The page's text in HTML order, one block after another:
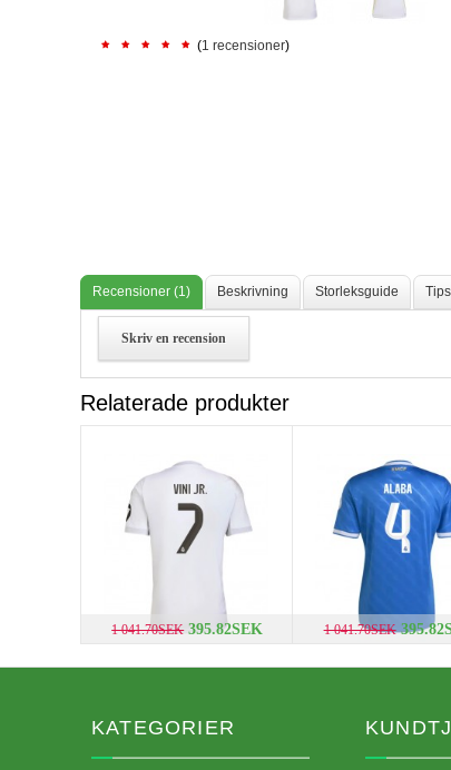
(1 recensioner)
Recensioner (1) Beskrivning Storleksguide
Skriv en recension
Relaterade produkter
1 041.70SEK 395.82SEK 1 041.70SEK
KATEGORIER